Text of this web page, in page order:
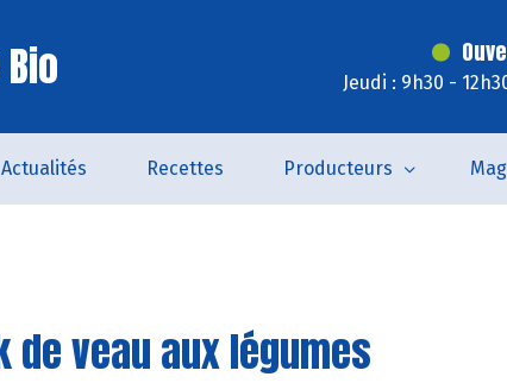
Jeudi : 9h30 -
Actualités Recettes Producteurs
de veau aux légumes